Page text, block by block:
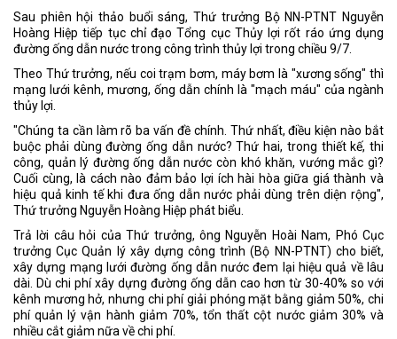
Sau phiên hội thảo buổi sáng, Thứ trưởng Bộ NN-PTNT Nguyễn
Hoàng Hiệp tiếp tục chỉ đạo Tổng cục Thủy lợi rốt ráo ứng dụng
đường ống dẫn nước trong công trình thủy lợi trong chiều 9/7.
Theo Thứ trưởng, nếu coi trạm bơm, máy bơm là "xương sống" thì
mạng lưới kênh, mương, ống dẫn chính là "mạch máu" của ngành
thủy lợi.
"Chúng ta cần làm rõ ba vấn đề chính. Thứ nhất, điều kiện nào bắt
buộc phải dùng đường ống dẫn nước? Thứ hai, trong thiết kế, thi
công, quản lý đường ống dẫn nước còn khó khăn, vướng mắc gì?
Cuối cùng, là cách nào đảm bảo lợi ích hài hòa giữa giá thành và
hiệu quả kinh tế khi đưa ống dẫn nước phải dùng trên diện rộng",
Thứ trưởng Nguyễn Hoàng Hiệp phát biểu.
Trả lời câu hỏi của Thứ trưởng, ông Nguyễn Hoài Nam, Phó Cục
trưởng Cục Quản lý xây dựng công trình (Bộ NN-PTNT) cho biết,
xây dựng mạng lưới đường ống dẫn nước đem lại hiệu quả về lâu
dài. Dù chi phí xây dựng đường ống dẫn cao hơn từ 30-40% so với
kênh mương hở, nhưng chi phí giải phóng mặt bằng giảm 50%, chi
phí quản lý vận hành giảm 70%, tổn thất cột nước giảm 30% và
nhiều cắt giảm nữa về chi phí.